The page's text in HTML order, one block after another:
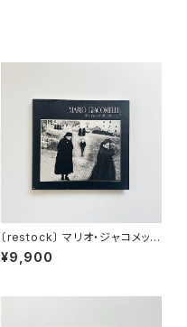
〔restock〕 マリオ・ジャコメッリ
Mario Giacomelli | 黒と白の
往還の果てに <新装版>
¥9,900